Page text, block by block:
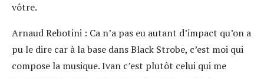
vôtre.
Arnaud Rebotini : Ca n’a pas eu autant d’impact qu’on a
pu le dire car à la base dans Black Strobe, c’est moi qui
compose la musique. Ivan c’est plutôt celui qui me